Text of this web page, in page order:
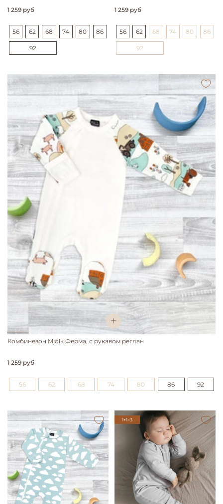
1 259 руб
56 62 68 74 80 86
92
1 259 руб
56 62 68 74 80 86
92
Комбинезон Mjölk Ферма, с рукавом реглан
1 259 руб
56 62 68 74 80 86 92
1+1=3